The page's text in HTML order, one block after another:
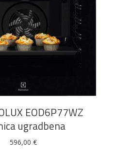
EOD6P77WZ
ugradbena
596,00 €